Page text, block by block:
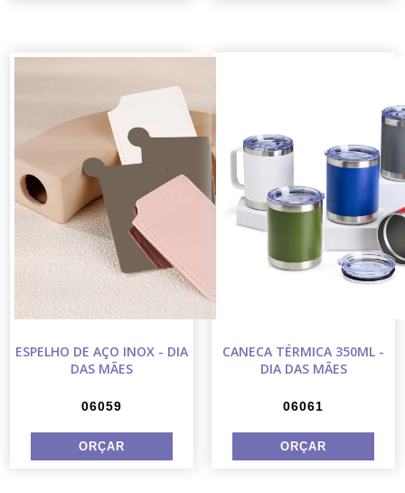
ESPELHO DE AÇO INOX - DIA
DAS MÃES
06059
CANECA TÉRMICA 350ML -
DIA DAS MÃES
06061